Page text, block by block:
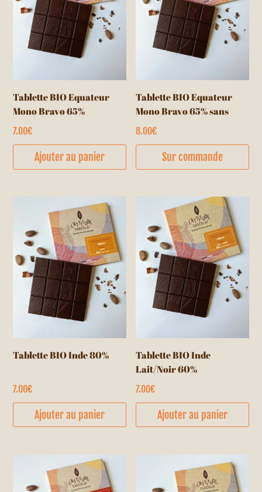
Tablette BIO Equateur
Mono Bravo 65%
7.00€
Ajouter au panier
Tablette BIO Equateur
Mono Bravo 65% sans
sucre
8.00€
Sur commande
Tablette BIO Inde 80%
7.00€
Ajouter au panier
Tablette BIO Inde
Lait/Noir 60%
7.00€
Ajouter au panier